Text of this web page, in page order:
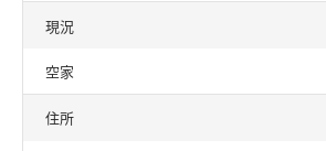
現況
空家
住所